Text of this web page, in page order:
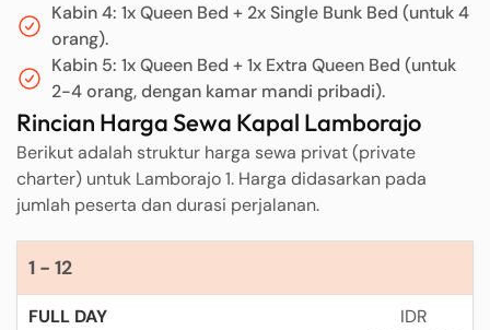
Kabin 4: 1x Queen Bed + 2x Single Bunk Bed (untuk 4
orang).
Kabin 5: 1x Queen Bed + 1x Extra Queen Bed (untuk
2-4 orang, dengan kamar mandi pribadi).
Rincian Harga Sewa Kapal Lamborajo
Berikut adalah struktur harga sewa privat (private
charter) untuk Lamborajo 1. Harga didasarkan pada
jumlah peserta dan durasi perjalanan.
1 - 12
IDR